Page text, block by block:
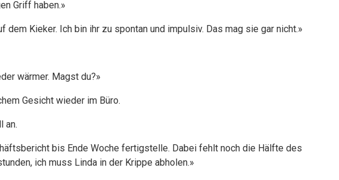
Griff haben.»
dem Kieker. Ich bin ihr zu spontan und impulsiv. Das mag sie gar nicht.»
wärmer. Magst du?»
Gesicht wieder im Büro.
an.
bis Ende Woche fertigstelle. Dabei fehlt noch die Hälfte des
ich muss Linda in der Krippe abholen.»